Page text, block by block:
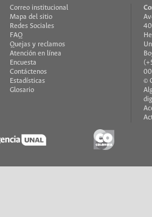
Correo institucional
Mapa del sitio
Redes Sociales
FAQ
Quejas y reclamos
Atención en línea
Encuesta
Contáctenos
Estadísticas
Glosario
©